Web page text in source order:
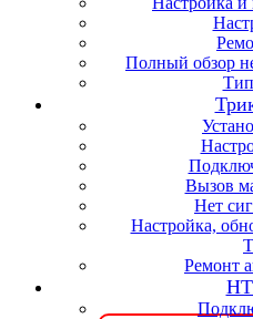
Полный обзор
Вызов
Нет
Настройка,
Ремонт